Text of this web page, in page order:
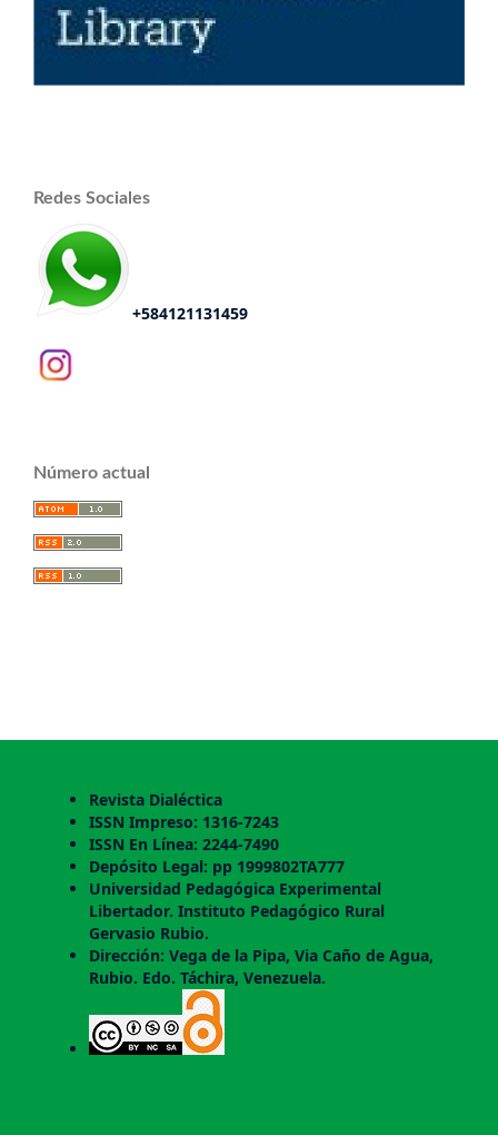
Redes Sociales
+584121131459
Número actual
Revista Dialéctica
ISSN Impreso: 1316-7243
ISSN En Línea: 2244-7490
Depósito Legal: pp 1999802TA777
Universidad Pedagógica Experimental
Libertador. Instituto Pedagógico Rural
Gervasio Rubio.
Dirección: Vega de la Pipa, Via Caño de Agua,
Rubio. Edo. Táchira, Venezuela.